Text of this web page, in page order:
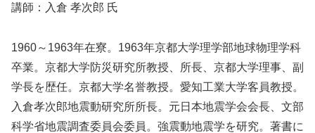
講師：入倉 孝次郎 氏
1960～1963年在寮。1963年京都大学理学部地球物理学科
卒業。京都大学防災研究所教授、所長、京都大学理事、副
学長を歴任。京都大学名誉教授。愛知工業大学客員教授。
入倉孝次郎地震動研究所所長。元日本地震学会会長、文部
科学省地震調査委員会委員。強震動地震学を研究。著書に